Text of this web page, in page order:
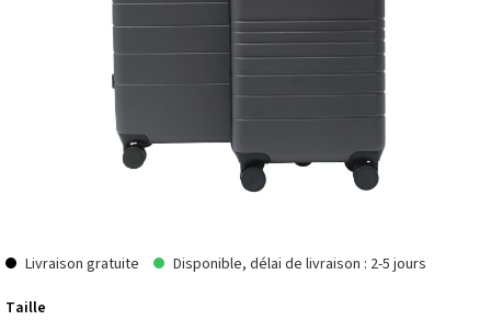
Livraison gratuite
Disponible, délai de livraison : 2-5 jours
Taille